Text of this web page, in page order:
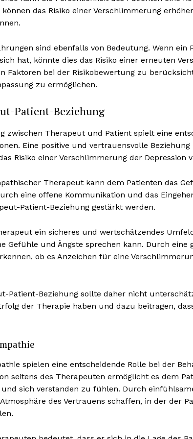
das Risiko einer Verschlimmerung
sind ebenfalls von Bedeutung. Wenn ein
hat, könnte dies das Risiko einer erneuten
Faktoren bei der Risikobewertung zu
zu ermöglichen.
Patient-Beziehung
zwischen Therapeut und Patient spielt eine
Eine positive und vertrauensvolle
Risiko einer Verschlimmerung der Depression
Therapeut kann dem Patienten das
eine offene Kommunikation und das
Patient-Beziehung gestärkt werden.
ein sicheres und wertschätzendes
Gefühle und Ängste sprechen kann. Durch eine
ob es Anzeichen für eine
Patient-Beziehung sollte daher nicht
der Therapie haben und dazu beitragen,
spielen eine entscheidende Rolle bei der
seitens des Therapeuten ermöglicht es dem
sich verstanden zu fühlen. Durch
des Vertrauens schaffen, in der der